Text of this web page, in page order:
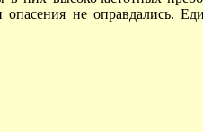
не оправдались.